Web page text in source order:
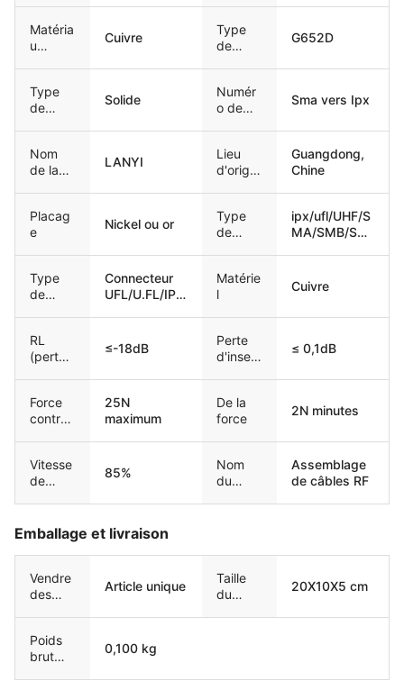
Matéria
u
Cuivre
Type
de
G652D
Type
de
Solide
Numér
o de
Sma vers Ipx
Nom
de la
LANYI
Lieu
d'origin
Guangdong,
Chine
Placag
e
Nickel ou or
Type
de
ipx/ufl/UHF/S
MA/SMB/SM
N, type
F/TNC/BNC
Type
de
Connecteur
UFL/U.FL/IPX
ble
Matérie
l
Cuivre
RL
(perte
≤-18dB
Perte
d'insert
≤ 0,1dB
Force
contrai
25N
maximum
De la
force
2N minutes
Vitesse
de
85%
Nom
du
Assemblage
de câbles RF
Emballage et livraison
Vendre
des
Article unique
Taille
du
20X10X5 cm
Poids
brut
0,100 kg